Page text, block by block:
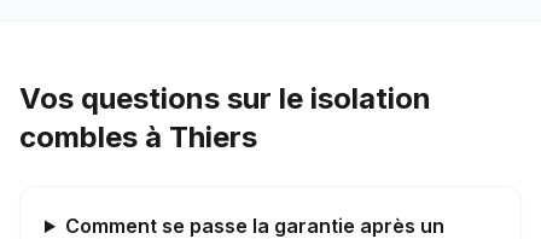
Vos questions sur le isolation
combles à Thiers
Comment se passe la garantie après un